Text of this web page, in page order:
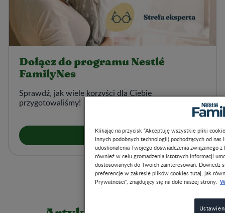
Dołącz do programu Nestlé
FamilyNes
Sprawdź, jak wiele korzyści dla Ciebie
przygotowaliśmy!
Zarejestruj się >
Klikając na przycisk “Akceptuję wszystkie pliki
innych podobnych technologii) pochodzących od
udoskonalenia Twojego doświadczenia związanego
również w celu gromadzenia istotnych informacji
dostosowanych do Twoich zainteresowań.
preferencje w zakresie plików cookies tutaj, jak
Prywatności", znajdujący się na dole naszej strony.